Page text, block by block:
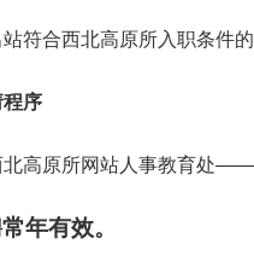
符合西北高原所入职条件
程序
高原所网站人事教育处——
年有效。